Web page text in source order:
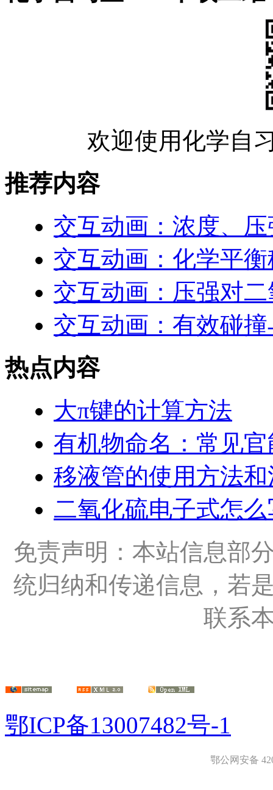
欢迎使用化学自
推荐内容
交互动画：浓度、
交互动画：化学平
交互动画：压强对
交互动画：有效碰
热点内容
大π键的计算方法
有机物命名：常见
移液管的使用方法
二氧化硫电子式怎
免责声明：本站信息部
统归纳和传递信息，若
联系
鄂ICP备13007482号-1
鄂公网安备